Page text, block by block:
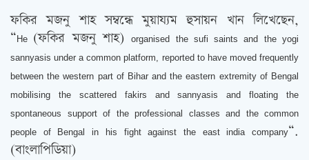
ফকির মজনু শাহ সম্বন্ধে মুয়ায্যম হুসায়ন খান লিখেছেন,
“ He (ফকির মজনু শাহ)organised the sufi saints and the yogi
sannyasis under a common platform, reported to have moved frequently
between the western part of Bihar and the eastern extremity of Bengal
mobilising the scattered fakirs and sannyasis and floating the
spontaneous support of the professional classes and the common
people of Bengal in his fight against the east india company“.
(বাংলাপিডিয়া)